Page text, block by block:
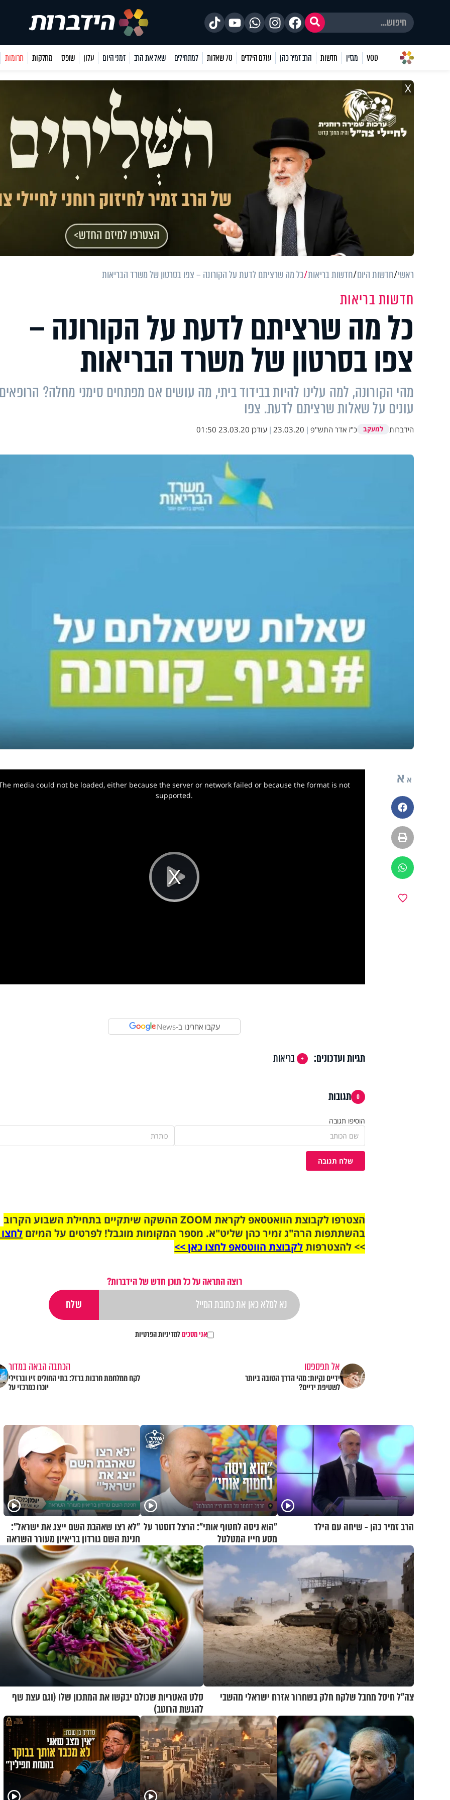
VOD מגזין חדשות הרב זמיר כהן עולם הילדים 70 שאלות למתחילים שאל את הרב זמני היום עלון שופס מחלקות תרומות
X
ראשי חדשות היום חדשות בריאות כל מה שרציתם לדעת על הקורונה – צפו בסרטון של משרד הבריאות
חדשות בריאות
כל מה שרציתם לדעת על הקורונה –
צפו בסרטון של משרד הבריאות
מהי הקורונה, למה עלינו להיות בבידוד ביתי, מה עושים אם מפתחים סימני מחלה? הרופאים
עונים על שאלות שרציתם לדעת. צפו
הידברות למעקב כ"ז אדר התש"פ |
23.03.20
| עודכן 23.03.20 01:50
א א
פייסבוק
הדפסה
ווטסאפ
Play
media could not be loaded, either because the server or network failed or because the format is not
supported.
עקבו אחרינו ב-News
תגיות ועדכונים: בריאות
0 תגובות
הוסיפו תגובה
שלח תגובה
הצטרפו לקבוצת הוואטסאפ לקראת ZOOM ההשקה שיתקיים בתחילת השבוע הקרוב
בהשתתפות הרה"ג זמיר כהן שליט"א. מספר המקומות מוגבל! לפרטים על המיזם
>> להצטרפותלקבוצת הווטסאפ לחצו כאן >>
רוצה התראה על כל תוכן חדש של הידברות?
אני מסכיםלמדיניות הפרטיות
אל תפספסו
ידיים נקיות: מהי הדרך הטובה ביותר
לשטיפת ידיים?
הכתבה הבאה במדור
לקח ממלחמת חרבות ברזל: בתי החולים זיו וברזילי
יוכרו כמרכזי על
הרב זמיר כהן - שיחה עם הילד
"הוא ניסה לחטוף אותי": הרצל דוסטר על
מסע חייו המטלטל
"לא רצו שאהבת השם ייצג את ישראל":
חנינת השם גורדון בריאיון מעורר השראה
צה"ל חיסל מחבל שלקח חלק בשחרור אזרח ישראלי מהשבי
סלט האטריות שכולם יבקשו את המתכון שלו (וגם עצת שף
להגשת הרוטב)